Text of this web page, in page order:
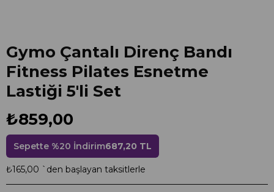
Gymo Çantalı Direnç Bandı
Fitness Pilates Esnetme
Lastiği 5'li Set
₺859,00
Sepette %20 İndirim687,20 TL
₺165,00 `den başlayan taksitlerle